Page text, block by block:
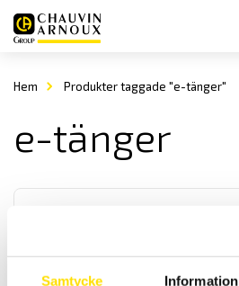
Samtycke Information
Hem Produkter taggade "e-tänger"
e-tänger